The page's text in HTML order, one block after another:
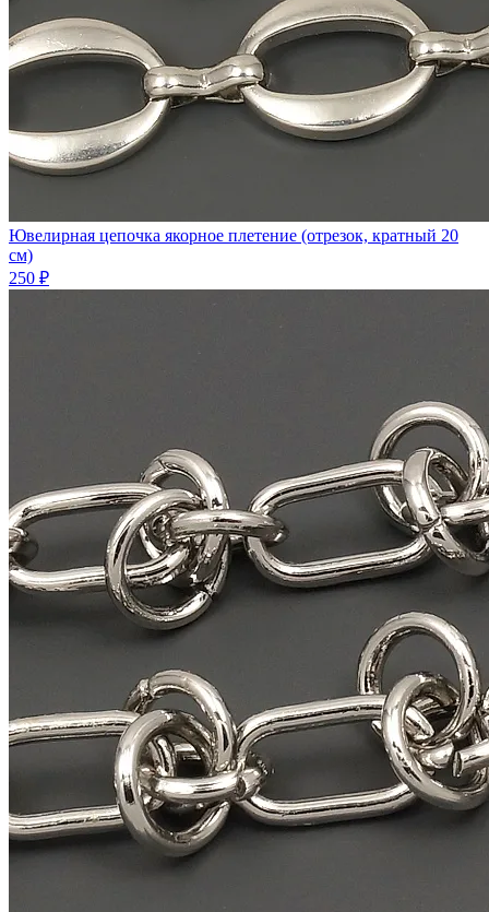
Ювелирная цепочка якорное плетение (отрезок, кратный 20
см)
250 ₽